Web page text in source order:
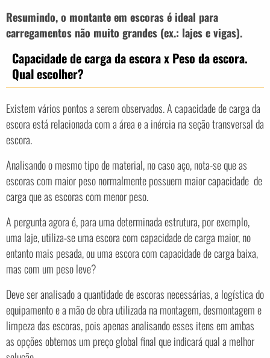
Resumindo, o montante em escorasé ideal para
carregamentos não muito grandes (ex.: lajes e vigas).
Capacidade de carga da escora x Peso da escora.
Qual escolher?
Existem vários pontos a serem observados. A capacidade de carga da
escora está relacionada com a área e a inércia na seção transversal da
escora.
Analisando o mesmo tipo de material, no caso aço, nota-se que as
escoras com maior peso normalmente possuem maior capacidade de
carga que as escoras com menor peso.
A pergunta agora é, para uma determinada estrutura, por exemplo,
uma laje, utiliza-se uma escora com capacidade de carga maior, no
entanto mais pesada, ou uma escora com capacidade de carga baixa,
mas com um peso leve?
Deve ser analisado a quantidade de escoras necessárias, a logística do
equipamento e a mão de obra utilizada na montagem, desmontagem e
limpeza das escoras, pois apenas analisando esses itens em ambas
as opções obtemos um preço global final que indicará qual a melhor